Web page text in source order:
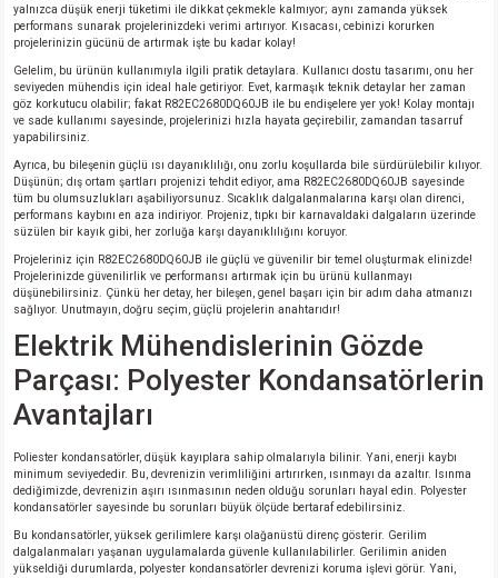
yalnızca düşük enerji tüketimi ile dikkat çekmekle kalmıyor; aynı zamanda yüksek
performans sunarak projelerinizdeki verimi artırıyor. Kısacası, cebinizi korurken
projelerinizin gücünü de artırmak işte bu kadar kolay!
Gelelim, bu ürünün kullanımıyla ilgili pratik detaylara. Kullanıcı dostu tasarımı, onu her
seviyeden mühendis için ideal hale getiriyor. Evet, karmaşık teknik detaylar her zaman
göz korkutucu olabilir; fakat R82EC2680DQ60JB ile bu endişelere yer yok! Kolay montajı
ve sade kullanımı sayesinde, projelerinizi hızla hayata geçirebilir, zamandan tasarruf
yapabilirsiniz.
Ayrıca, bu bileşenin güçlü ısı dayanıklılığı, onu zorlu koşullarda bile sürdürülebilir kılıyor.
Düşünün; dış ortam şartları projenizi tehdit ediyor, ama R82EC2680DQ60JB sayesinde
tüm bu olumsuzlukları aşabiliyorsunuz. Sıcaklık dalgalanmalarına karşı olan direnci,
performans kaybını en aza indiriyor. Projeniz, tıpkı bir karnavaldaki dalgaların üzerinde
süzülen bir kayık gibi, her zorluğa karşı dayanıklılığını koruyor.
Projeleriniz için R82EC2680DQ60JB ile güçlü ve güvenilir bir temel oluşturmak elinizde!
Projelerinizde güvenilirlik ve performansı artırmak için bu ürünü kullanmayı
düşünebilirsiniz. Çünkü her detay, her bileşen, genel başarı için bir adım daha atmanızı
sağlıyor. Unutmayın, doğru seçim, güçlü projelerin anahtarıdır!
Elektrik Mühendislerinin Gözde
Parçası: Polyester Kondansatörlerin
Avantajları
Poliester kondansatörler, düşük kayıplara sahip olmalarıyla bilinir. Yani, enerji kaybı
minimum seviyededir. Bu, devrenizin verimliliğini artırırken, ısınmayı da azaltır. Isınma
dediğimizde, devrenizin aşırı ısınmasının neden olduğu sorunları hayal edin. Polyester
kondansatörler sayesinde bu sorunları büyük ölçüde bertaraf edebilirsiniz.
Bu kondansatörler, yüksek gerilimlere karşı olağanüstü direnç gösterir. Gerilim
dalgalanmaları yaşanan uygulamalarda güvenle kullanılabilirler. Gerilimin aniden
yükseldiği durumlarda, polyester kondansatörler devrenizi koruma işlevi görür. Yani,